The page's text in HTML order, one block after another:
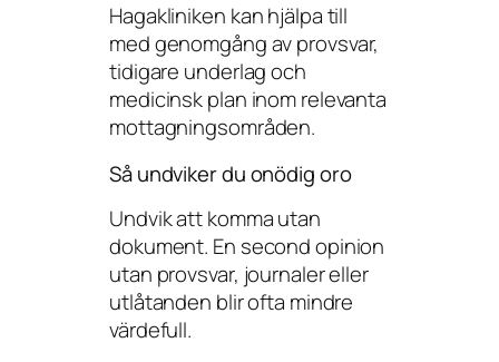
Hagakliniken kan hjälpa till
med genomgång av provsvar,
tidigare underlag och
medicinsk plan inom relevanta
mottagningsområden.
Så undviker du onödig oro
Undvik att komma utan
dokument. En second opinion
utan provsvar, journaler eller
utlåtanden blir ofta mindre
värdefull.